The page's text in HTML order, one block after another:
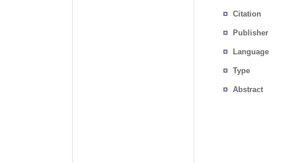
Citation
Publisher
Language
Type
Abstract